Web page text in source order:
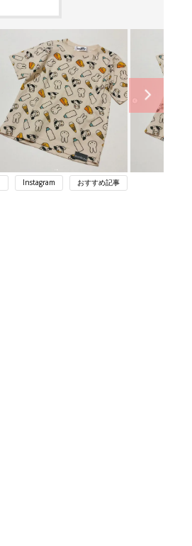
Instagram おすすめ記事